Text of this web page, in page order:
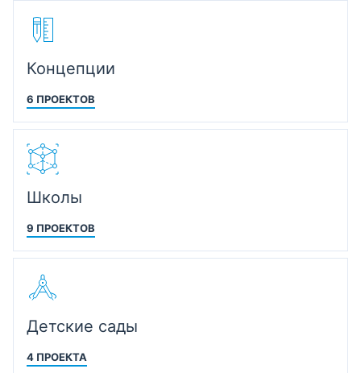
Концепции
6 ПРОЕКТОВ
Школы
9 ПРОЕКТОВ
Детские сады
4 ПРОЕКТА